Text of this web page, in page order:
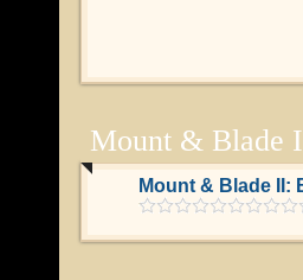
Mount & Blade
Mount & Blade II: